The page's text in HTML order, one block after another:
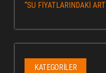
“SU FİYATLARINDAKİ
KATEGORILER